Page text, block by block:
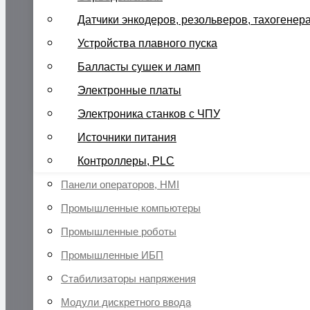
Датчики энкодеров, резольверов,
Устройства плавного пуска
Балласты сушек и ламп
Электронные платы
Электроника станков с ЧПУ
Источники питания
Контроллеры, PLC
Панели операторов, HMI
Промышленные компьютеры
Промышленные роботы
Промышленные ИБП
Стабилизаторы напряжения
Модули дискретного ввода